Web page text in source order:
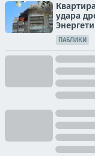
удара
ПАБЛИКИ